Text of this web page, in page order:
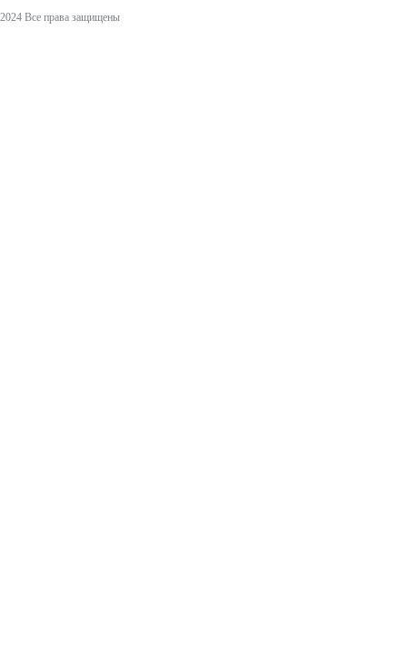
2024 Все права защищены